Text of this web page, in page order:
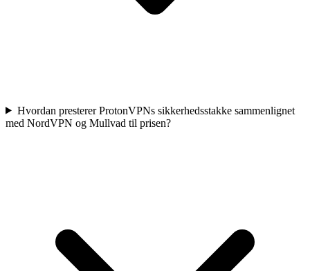
Hvordan presterer ProtonVPNs sikkerhedsstakke sammenlignet
med NordVPN og Mullvad til prisen?